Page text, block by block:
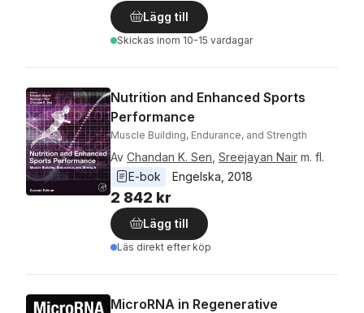
Lägg till
Skickas inom 10-15 vardagar
Nutrition and Enhanced Sports
Performance
Muscle Building, Endurance, and Strength
Av Chandan K. Sen Sreejayan Nair m. fl.
E-bok
Engelska 2018
2 842 kr
Lägg till
Läs direkt efter köp
MicroRNA in Regenerative